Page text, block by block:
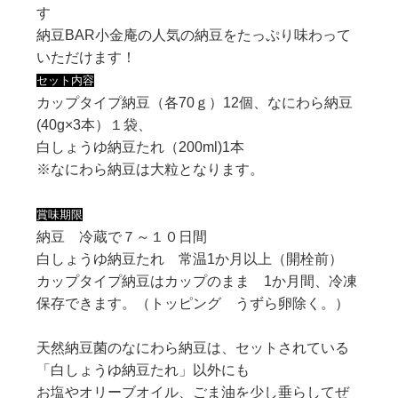
す
納豆BAR小金庵の人気の納豆をたっぷり味わって
いただけます！
セット内容
カップタイプ納豆 （各70ｇ） 12個、なにわら納豆
(40g×3本）１袋、
白しょうゆ納豆たれ （200ml)1本
※なにわら納豆は大粒となります。
賞味期限
納豆 冷蔵で７～１０日間
白しょうゆ納豆たれ 常温1か月以上（開栓前）
カップタイプ納豆はカップのまま 1か月間、冷凍
保存できます。（トッピング うずら卵除く。）
天然納豆菌のなにわら納豆は、セットされている
「白しょうゆ納豆たれ」以外にも
お塩やオリーブオイル、ごま油を少し垂らしてぜ